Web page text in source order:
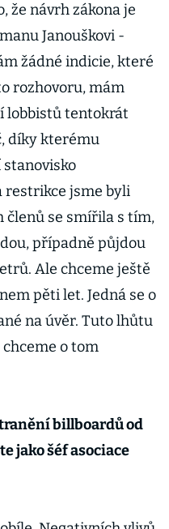
že návrh zákona je
Janouškovi -
žádné indicie, které
rozhovoru, mám
lobbistů tentokrát
díky kterému
stanovisko
restrikce jsme byli
členů se smířila s tím,
případně půjdou
Ale chceme ještě
pěti let. Jedná se o
na úvěr. Tuto lhůtu
o tom
billboardů od
jako šéf asociace